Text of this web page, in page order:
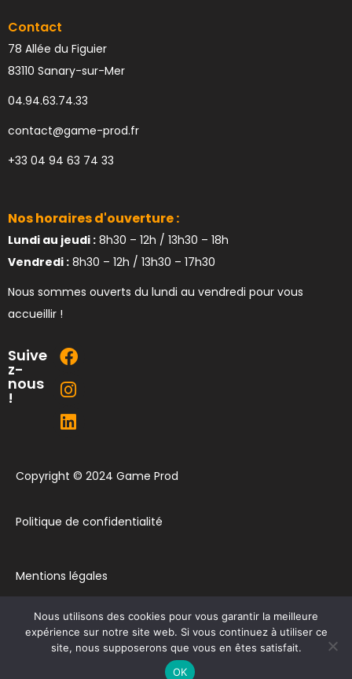
Contact
78 Allée du Figuier
83110 Sanary-sur-Mer
04.94.63.74.33
contact@game-prod.fr
+33 04 94 63 74 33
Nos horaires d'ouverture :
Lundi au jeudi : 8h30 – 12h / 13h30 – 18h
Vendredi : 8h30 – 12h / 13h30 – 17h30
Nous sommes ouverts du lundi au vendredi pour vous
accueillir !
Suive
z-
nous
!
Copyright © 2024 Game Prod
Politique de confidentialité
Mentions légales
Plan du site
Nous utilisons des cookies pour vous garantir la meilleure
expérience sur notre site web. Si vous continuez à utiliser ce
site, nous supposerons que vous en êtes satisfait.
OK